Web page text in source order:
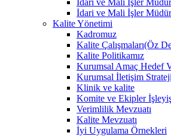
İdari ve Mali İşler Müdür
Kalite Yönetimi
Kadromuz
Kalite Çalışmaları(Öz
Kalite Politikamız
Kurumsal Amaç Hedef
Kurumsal İletişim
Klinik ve kalite
Komite ve Ekipler
Verimlilik Mevzuatı
Kalite Mevzuatı
İyi Uygulama Örnekleri